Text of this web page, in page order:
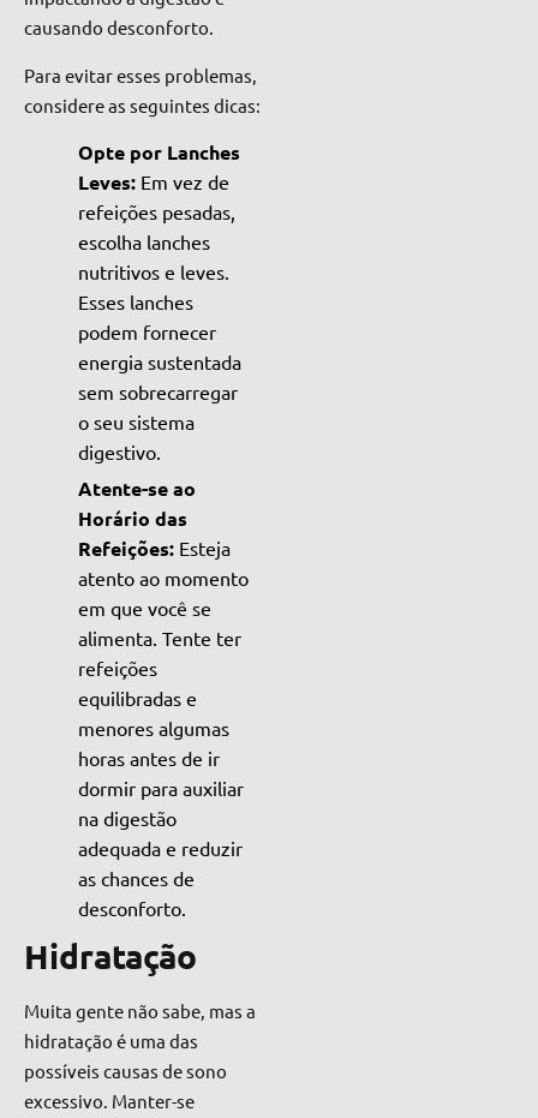
causando desconforto.
Para evitar esses problemas,
considere as seguintes dicas:
Opte por Lanches
Leves: Em vez de
refeições pesadas,
escolha lanches
nutritivos e leves.
Esses lanches
podem fornecer
energia sustentada
sem sobrecarregar
o seu sistema
digestivo.
Atente-se ao
Horário das
Refeições: Esteja
atento ao momento
em que você se
alimenta. Tente ter
refeições
equilibradas e
menores algumas
horas antes de ir
dormir para auxiliar
na digestão
adequada e reduzir
as chances de
desconforto.
Hidratação
Muita gente não sabe, mas a
hidratação é uma das
possíveis causas de sono
excessivo. Manter-se